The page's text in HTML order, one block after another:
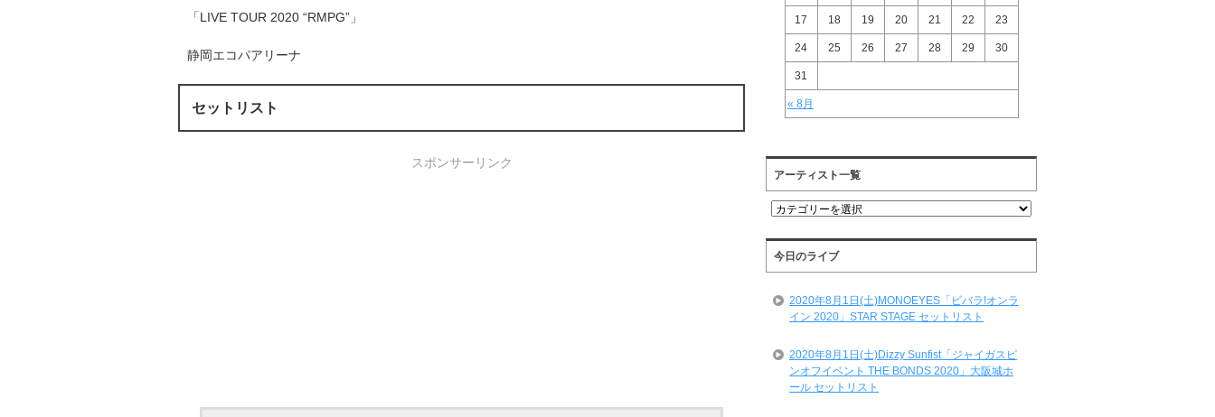
「LIVE TOUR 2020 “RMPG”」
静岡エコパアリーナ
セットリスト
スポンサーリンク
« 8月
17 18 19 20 21 22 23
24 25 26 27 28 29 30
31
アーティスト一覧
ア
テ
ィ
ス
一
今日のライブ
2020年8月1日(土)MONOEYES「ビバラ!オンラ
イン 2020」STAR STAGE セットリスト
2020年8月1日(土)Dizzy Sunfist「ジャイガスピ
ンオフイベント THE BONDS 2020」大阪城ホ
ール セットリスト